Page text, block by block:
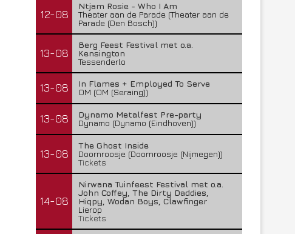
12-08
Ntjam Rosie - Who I Am
Theater aan de Parade (Theater aan de
Parade (Den Bosch))
13-08
Berg Feest Festival met o.a.
Kensington
Tessenderlo
13-08
In Flames + Employed To Serve
OM (OM (Seraing))
13-08
Dynamo Metalfest Pre-party
Dynamo (Dynamo (Eindhoven))
13-08
The Ghost Inside
Doornroosje (Doornroosje (Nijmegen))
Tickets
14-08
Nirwana Tuinfeest Festival met o.a.
John Coffey, The Dirty Daddies,
Hiqpy, Wodan Boys, Clawfinger
Lierop
Tickets